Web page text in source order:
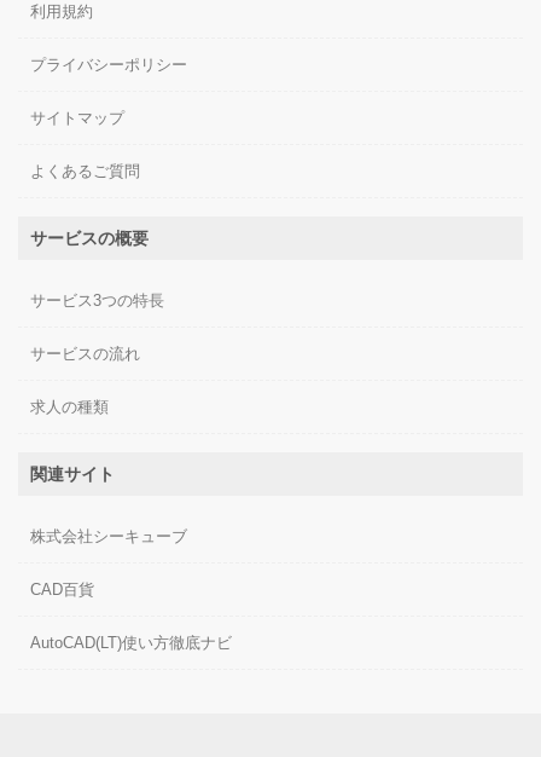
利用規約
プライバシーポリシー
サイトマップ
よくあるご質問
サービスの概要
サービス3つの特長
サービスの流れ
求人の種類
関連サイト
株式会社シーキューブ
CAD百貨
AutoCAD(LT)使い方徹底ナビ